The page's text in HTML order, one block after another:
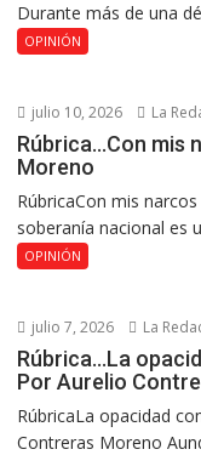
Durante más de una
OPINIÓN
julio 10, 2026 La
Rúbrica…Con mis
Moreno
RúbricaCon mis
soberanía nacional es
OPINIÓN
julio 7, 2026 La
Rúbrica…La
Por Aurelio
RúbricaLa opacidad
Contreras Moreno